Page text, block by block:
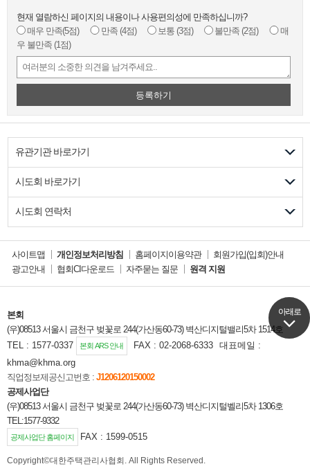
아래로
현재 열람하신 페이지의 내용이나 사용편의성에 만족하십니까?
매우 만족(5점) 만족 (4점) 보통 (3점) 불만족 (2점)
매
우 불만족 (1점)
등록하기
유관기관 바로가기
시도회 바로가기
시도회 연락처
사이트맵 개인정보처리방침 홈페이지이용약관
회원가입(입회)안내
광고안내
협회CI다운로드 자주묻는 질문 원격 지원
본회
(우)08513 서울시 금천구 벚꽃로 244(가산동60-73) 벽산디지털밸리5차 1514호
TEL : 1577-0337
본회 ARS 안내 FAX : 02-2068-6333
대표메일 :
khma@khma.org
직업정보제공신고번호 : J1206120150002
공제사업단
(우)08513 서울시 금천구 벚꽃로 244(가산동60-73) 벽산디지털벨리5차 1306호
TEL:1577-9332
공제사업단 홈페이지 FAX : 1599-0515
Copyright©대한주택관리사협회. All Rights Reserved.
아래로